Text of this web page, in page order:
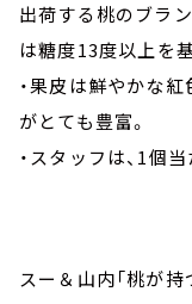
出荷する桃のブラン
は糖度13度以上を
・果皮は鮮やかな
がとても豊富。
・スタッフは、1個
スー＆山内「桃が